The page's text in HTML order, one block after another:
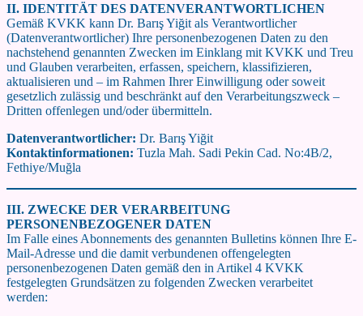
II. IDENTITÄT DES DATENVERANTWORTLICHEN
Gemäß KVKK kann Dr. Barış Yiğit als Verantwortlicher
(Datenverantwortlicher) Ihre personenbezogenen Daten zu den
nachstehend genannten Zwecken im Einklang mit KVKK und Treu
und Glauben verarbeiten, erfassen, speichern, klassifizieren,
aktualisieren und – im Rahmen Ihrer Einwilligung oder soweit
gesetzlich zulässig und beschränkt auf den Verarbeitungszweck –
Dritten offenlegen und/oder übermitteln.
Datenverantwortlicher: Dr. Barış Yiğit
Kontaktinformationen: Tuzla Mah. Sadi Pekin Cad. No:4B/2,
Fethiye/Muğla
III. ZWECKE DER VERARBEITUNG
PERSONENBEZOGENER DATEN
Im Falle eines Abonnements des genannten Bulletins können Ihre E-
Mail-Adresse und die damit verbundenen offengelegten
personenbezogenen Daten gemäß den in Artikel 4 KVKK
festgelegten Grundsätzen zu folgenden Zwecken verarbeitet
werden: